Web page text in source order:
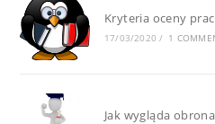
Kryteria oceny
17/03/2020 / 1
Jak wygląda